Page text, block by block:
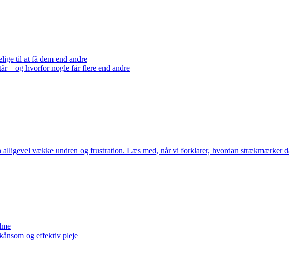
til at få dem end andre
– og hvorfor nogle får flere end andre
vække undren og frustration. Læs med, når vi forklarer, hvordan strækmærker
og effektiv pleje